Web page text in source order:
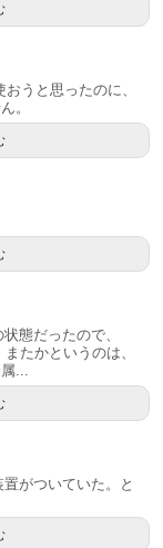
うと思ったのに、
。
態だったので、
たかというのは、
...
がついていた。と